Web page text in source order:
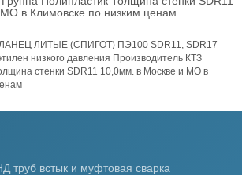
в Климовске по низким ценам
ЛИТЫЕ (СПИГОТ) ПЭ100 SDR11, SDR17
низкого давления Производитель КТЗ
стенки SDR11 10,0мм. в Москве и МО в
труб встык и муфтовая сварка